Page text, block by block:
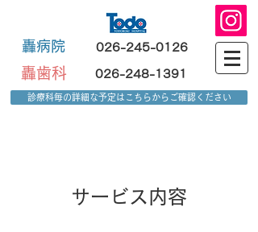
轟病院 026-245-0126
轟歯科 026-248-1391
診療科毎の詳細な予定はこちらからご確認ください
サービス内容